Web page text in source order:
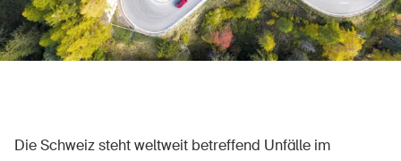
Bestellen & herunterladen
Kurse & Veranstaltungen
Sicherheitsdelegierte & Gemeinden
Die Schweiz steht weltweit betreffend Unfälle im